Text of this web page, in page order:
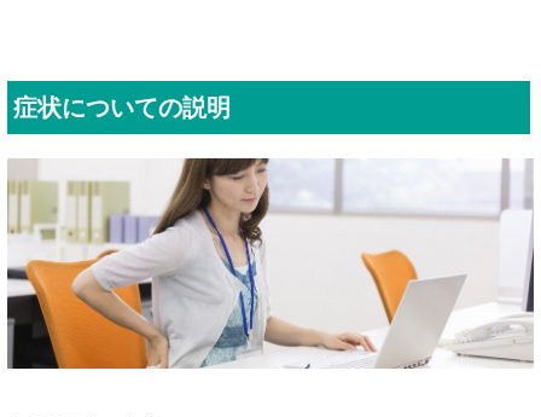
症状についての説明